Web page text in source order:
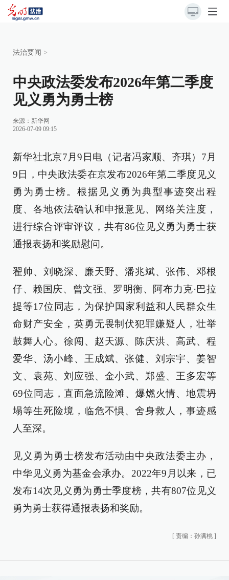
法治要闻 >
中央政法委发布2026年第二季度
见义勇为勇士榜
来源： 新华网
2026-07-09 09:15
新华社北京7月9日电（记者冯家顺、齐琪）7月
9日，中央政法委在京发布2026年第二季度见义
勇为勇士榜。根据见义勇为典型事迹突出程
度、各地依法确认和申报意见、网络关注度，
进行综合评审评议，共有86位见义勇为勇士获
通报表扬和奖励慰问。
翟帅、刘晓深、廉天野、潘兆斌、张伟、邓根
仔、赖国庆、曾文强、罗明衡、阿布力克·巴拉
提等17位同志，为保护国家利益和人民群众生
命财产安全，英勇无畏制伏犯罪嫌疑人，壮举
鼓舞人心。徐闯、赵天源、陈庆洪、高武、程
爱华、汤小峰、王成斌、张健、刘宗宇、姜智
文、袁苑、刘应强、金小武、郑盛、王多宏等
69位同志，直面急流险滩、爆燃火情、地震坍
塌等生死险境，临危不惧、舍身救人，事迹感
人至深。
见义勇为勇士榜发布活动由中央政法委主办，
中华见义勇为基金会承办。2022年9月以来，已
发布14次见义勇为勇士季度榜，共有807位见义
勇为勇士获得通报表扬和奖励。
[ 责编：孙满桃 ]